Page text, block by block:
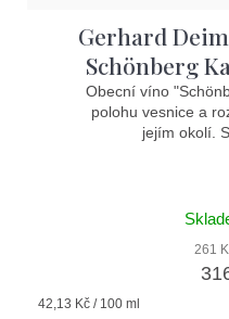
Gerhard
Schönberg
Obecní víno
polohu vesnice a
jejím okolí.
261
Měrná
42,13 Kč / 100 ml